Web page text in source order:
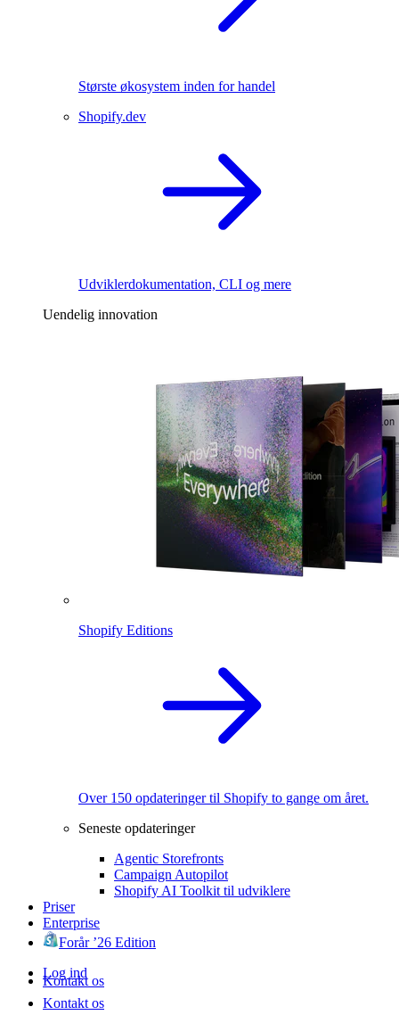
Største økosystem inden for handel
Shopify.dev
Udviklerdokumentation, CLI og mere
Uendelig innovation
Shopify Editions
Over 150 opdateringer til Shopify to gange om året.
Seneste opdateringer
Agentic Storefronts
Campaign Autopilot
Shopify AI Toolkit til udviklere
Priser
Enterprise
Forår ’26 Edition
Log ind
Kontakt os
Kontakt os